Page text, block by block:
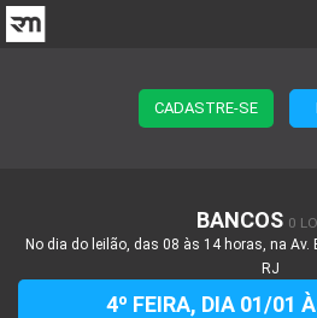
CADASTRE-SE
BANCOS 0
No dia do leilão, das 08 às 14 horas, na
RJ
4º FEIRA, DIA 01/01